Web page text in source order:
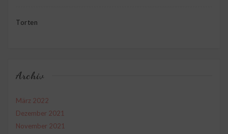
Torten
Archiv
März 2022
Dezember 2021
November 2021